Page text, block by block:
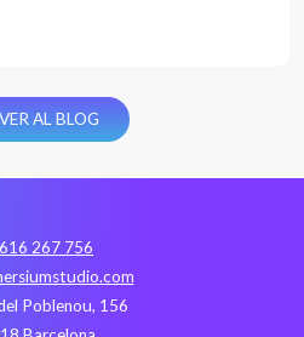
AL BLOG
616 267 756
Poblenou, 156